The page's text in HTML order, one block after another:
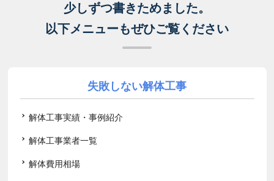
少しずつ書きためました。
以下メニューもぜひご覧ください
失敗しない解体工事
解体工事実績・事例紹介
解体工事業者一覧
解体費用相場